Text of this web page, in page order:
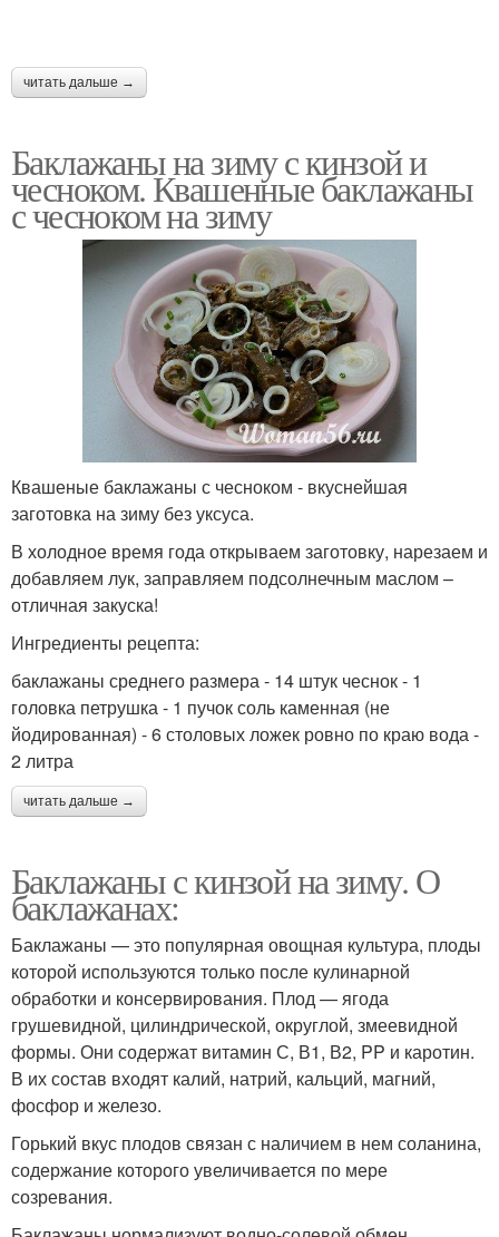
читать дальше →
Баклажаны на зиму с кинзой и
чесноком. Квашенные баклажаны
с чесноком на зиму
Квашеные баклажаны с чесноком - вкуснейшая
заготовка на зиму без уксуса.
В холодное время года открываем заготовку, нарезаем и
добавляем лук, заправляем подсолнечным маслом –
отличная закуска!
Ингредиенты рецепта:
баклажаны среднего размера - 14 штук чеснок - 1
головка петрушка - 1 пучок соль каменная (не
йодированная) - 6 столовых ложек ровно по краю вода -
2 литра
читать дальше →
Баклажаны с кинзой на зиму. О
баклажанах:
Баклажаны — это популярная овощная культура, плоды
которой используются только после кулинарной
обработки и консервирования. Плод — ягода
грушевидной, цилиндрической, округлой, змеевидной
формы. Они содержат витамин С, В1, В2, PP и каротин.
В их состав входят калий, натрий, кальций, магний,
фосфор и железо.
Горький вкус плодов связан с наличием в нем соланина,
содержание которого увеличивается по мере
созревания.